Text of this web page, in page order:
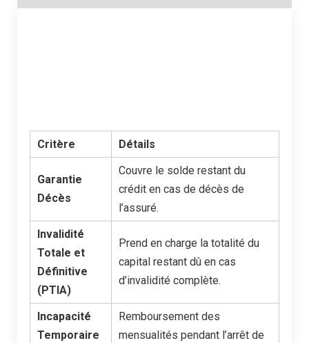
Critère Détails
Garantie
Décès
Couvre le solde restant du
crédit en cas de décès de
l’assuré.
Invalidité
Totale et
Définitive
(PTIA)
Prend en charge la totalité du
capital restant dû en cas
d’invalidité complète.
Incapacité
Temporaire
Remboursement des
mensualités pendant l’arrêt de